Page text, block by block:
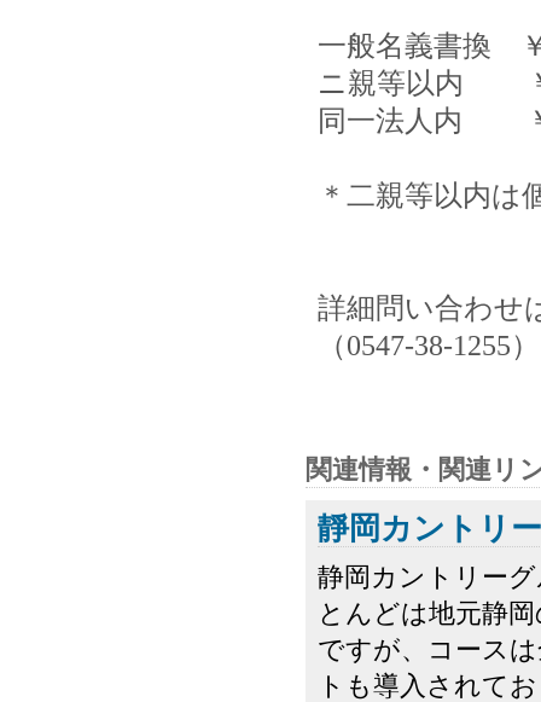
一般名義書換
ニ親等以内
同一法人内
＊二親等以内は
詳細問い合わせ
（0547-38-1255
関連情報・関連リ
靜岡カントリ
静岡カントリー
とんどは地元静
ですが、コース
トも導入されて